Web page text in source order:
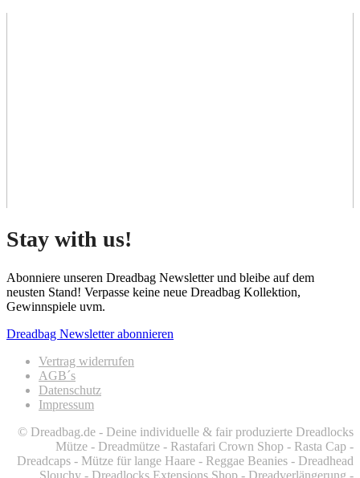
Stay with us!
Abonniere unseren Dreadbag Newsletter und bleibe auf dem
neusten Stand! Verpasse keine neue Dreadbag Kollektion,
Gewinnspiele uvm.
Dreadbag Newsletter abonnieren
Vertrag widerrufen
AGB´s
Datenschutz
Impressum
© Dreadbag.de - Deine individuelle & fair produzierte Dreadlocks
Mütze - Dreadmütze - Rastafari Crown Shop - Rasta Cap -
Dreadcaps - Mütze für lange Haare - Reggae Beanies - Dreadhead